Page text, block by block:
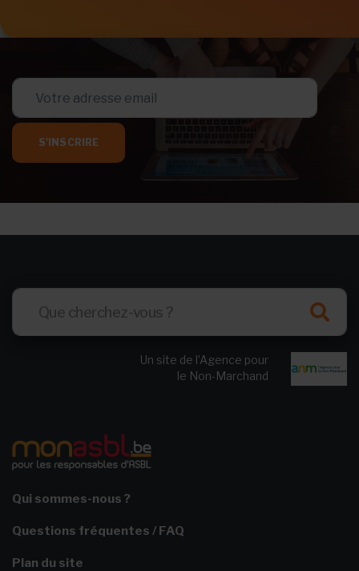
S'INSCRIRE
Un site de l’Agence pour
le Non-Marchand
Qui sommes-nous ?
Questions fréquentes / FAQ
Plan du site